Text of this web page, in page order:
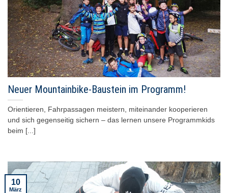
Neuer Mountainbike-Baustein im Programm!
Orientieren, Fahrpassagen meistern, miteinander kooperieren
und sich gegenseitig sichern – das lernen unsere Programmkids
beim [...]
10
März